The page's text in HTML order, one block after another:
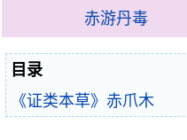
赤游丹毒
目录
《证类本草》赤爪木